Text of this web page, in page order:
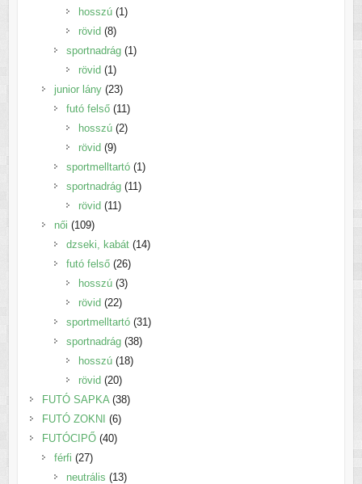
termék
hosszú 11
rövid 88
termék
sportnadrág 11
rövid 11
termék
junior lány 2323
termék
futó felső 1111
termék
hosszú 22
rövid 99
termék
sportmelltartó 11
termék
sportnadrág 1111
rövid 1111
női 109109
termék
dzseki, kabát 1414
futó felső 2626
termék
hosszú 33
rövid 2222
termék
sportmelltartó 3131
sportnadrág 3838
hosszú 1818
rövid 2020
termék
FUTÓ SAPKA 3838
FUTÓ ZOKNI 66
termék
FUTÓCIPŐ 4040
férfi 2727
termék
neutrális 1313